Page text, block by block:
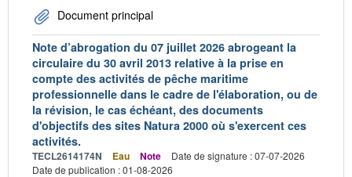
Document principal
Note d’abrogation du 07 juillet 2026 abrogeant la
circulaire du 30 avril 2013 relative à la prise en
compte des activités de pêche maritime
professionnelle dans le cadre de l'élaboration, ou de
la révision, le cas échéant, des documents
d'objectifs des sites Natura 2000 où s'exercent ces
activités.
TECL2614174N Eau Note
Date de signature : 07-07-2026
Date de publication : 01-08-2026